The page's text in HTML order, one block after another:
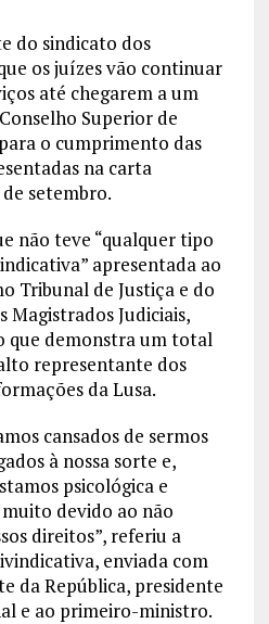
do sindicato dos
os juízes vão continuar
até chegarem a um
Superior de
o cumprimento das
na carta
setembro.
não teve “qualquer tipo
apresentada ao
Tribunal de Justiça e do
Magistrados Judiciais,
que demonstra um total
representante dos
da Lusa.
cansados de sermos
à nossa sorte e,
psicológica e
devido ao não
direitos”, referiu a
enviada com
da República, presidente
e ao primeiro-ministro.